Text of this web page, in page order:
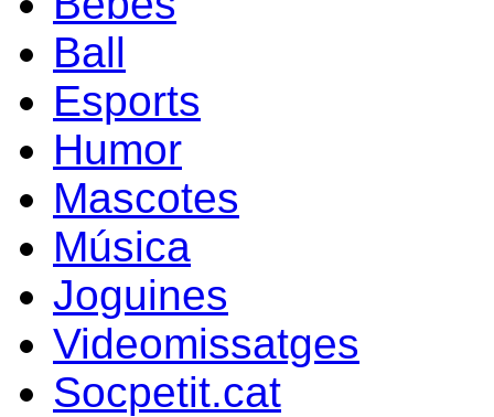
Ball
Esports
Humor
Mascotes
Música
Joguines
Videomissatges
Socpetit.cat